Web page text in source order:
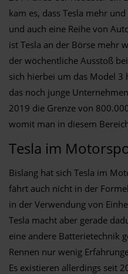
kam es, dass Tesla mehr
und auch eine Reihe von
ist Tesla an der Börse mehr
der wöchentliche Ausstoß
sich hierbei um das Model
das noch junge
2019 die Grenze von
womit man in diesem
Tesla im
Bislang hat sich Tesla im
fährt auch nicht in der
in der Verwendung von
Tesla macht aber gerade
eine andere Batterietechnik
Rennen nur wenig
Es existieren allerdings seit